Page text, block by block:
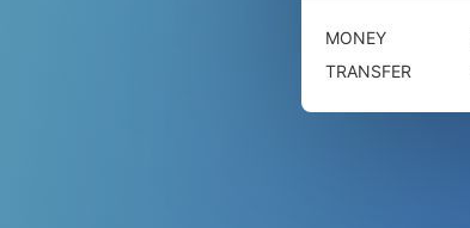
MONEY
TRANSFER